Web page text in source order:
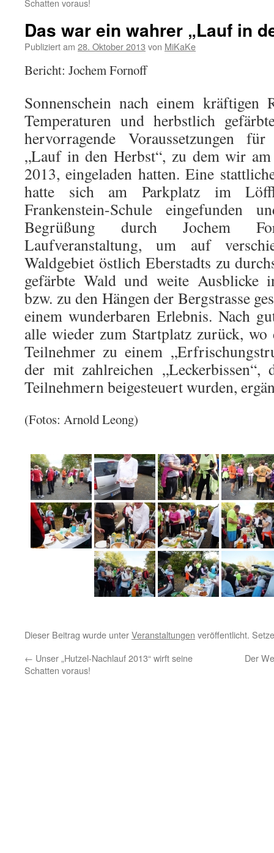
Schatten voraus!
Das war ein wahrer „Lauf in
Publiziert am 28. Oktober 2013 von MiKaKe
Bericht: Jochem Fornoff
Sonnenschein nach einem kräftigen
Temperaturen und herbstlich
hervorragende Voraussetzungen
„Lauf in den Herbst“, zu dem wir
2013, eingeladen hatten. Eine
hatte sich am Parkplatz im
Frankenstein-Schule eingefunden
Begrüßung durch Jochem
Laufveranstaltung, um auf
Waldgebiet östlich Eberstadts zu
gefärbte Wald und weite Ausblicke
bzw. zu den Hängen der Bergstrasse
einem wunderbaren Erlebnis. Nach
alle wieder zum Startplatz zurück,
Teilnehmer zu einem
der mit zahlreichen „Leckerbissen“,
Teilnehmern beigesteuert wurden,
(Fotos: Arnold Leong)
Dieser Beitrag wurde unterVeranstaltungen veröffentlicht.
← Unser „Hutzel-Nachlauf 2013“ wirft seine
Schatten voraus!
Der